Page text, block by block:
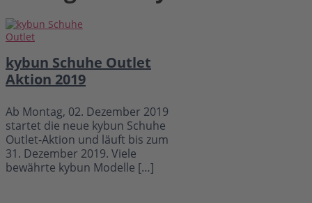
kybun Schuhe Outlet
Aktion 2019
Ab Montag, 02. Dezember 2019
startet die neue kybun Schuhe
Outlet-Aktion und läuft bis zum
31. Dezember 2019. Viele
bewährte kybun Modelle […]